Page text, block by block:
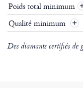
Poids total minimum
Qualité minimum
+
Des diamants certifiés de